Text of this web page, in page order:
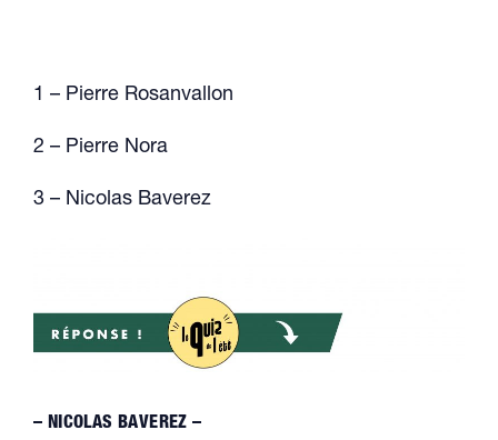
1 – Pierre Rosanvallon
2 – Pierre Nora
3 – Nicolas Baverez
– NICOLAS BAVEREZ –